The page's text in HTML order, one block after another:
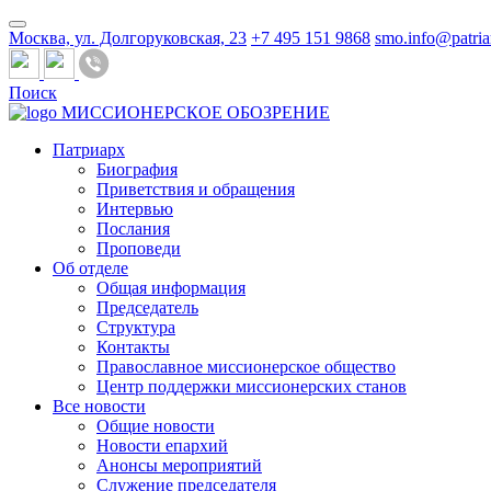
Москва, ул. Долгоруковская, 23 +7 495 151 9868
Поиск
МИССИОНЕРСКОЕ ОБОЗРЕНИЕ
Патриарх
Биография
Приветствия и обращения
Интервью
Послания
Проповеди
Об отделе
Общая информация
Председатель
Структура
Контакты
Православное миссионерское общество
Центр поддержки миссионерских станов
Все новости
Общие новости
Новости епархий
Анонсы мероприятий
Служение председателя